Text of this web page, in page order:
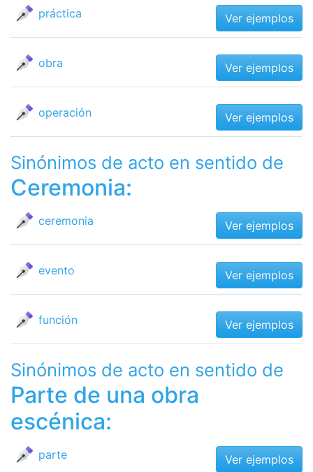
práctica Ver ejemplos
obra Ver ejemplos
operación Ver ejemplos
Sinónimos de acto en sentido de
Ceremonia:
ceremonia Ver ejemplos
evento Ver ejemplos
función Ver ejemplos
Sinónimos de acto en sentido de
Parte de una obra
escénica:
parte Ver ejemplos